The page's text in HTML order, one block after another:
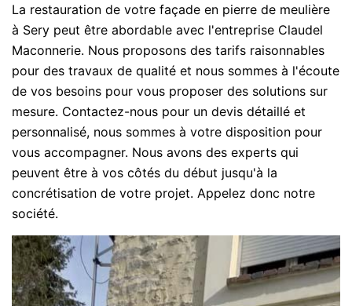
La restauration de votre façade en pierre de meulière
à Sery peut être abordable avec l'entreprise Claudel
Maconnerie. Nous proposons des tarifs raisonnables
pour des travaux de qualité et nous sommes à l'écoute
de vos besoins pour vous proposer des solutions sur
mesure. Contactez-nous pour un devis détaillé et
personnalisé, nous sommes à votre disposition pour
vous accompagner. Nous avons des experts qui
peuvent être à vos côtés du début jusqu'à la
concrétisation de votre projet. Appelez donc notre
société.